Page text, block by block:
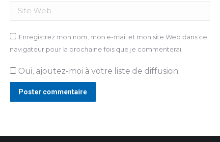
Site Web
Enregistrez mon nom, mon e-mail et mon site Web dans ce
navigateur pour la prochaine fois que je commenterai.
Oui, ajoutez-moi à votre liste de diffusion.
Poster commentaire